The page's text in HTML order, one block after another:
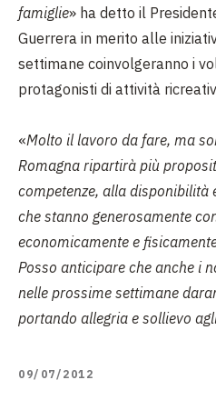
famiglie» ha detto il
Guerrera in merito alle
settimane coinvolgeranno i
protagonisti di attività
«Molto il lavoro da fare, ma
Romagna ripartirà più
competenze, alla
che stanno generosamente
economicamente e
Posso anticipare che anche i
nelle prossime settimane
portando allegria e sollievo
09/07/2012